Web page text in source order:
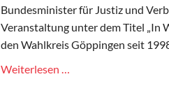
Bundesminister für Justiz und
Veranstaltung unter dem Titel „In
den Wahlkreis Göppingen seit
Weiterlesen …